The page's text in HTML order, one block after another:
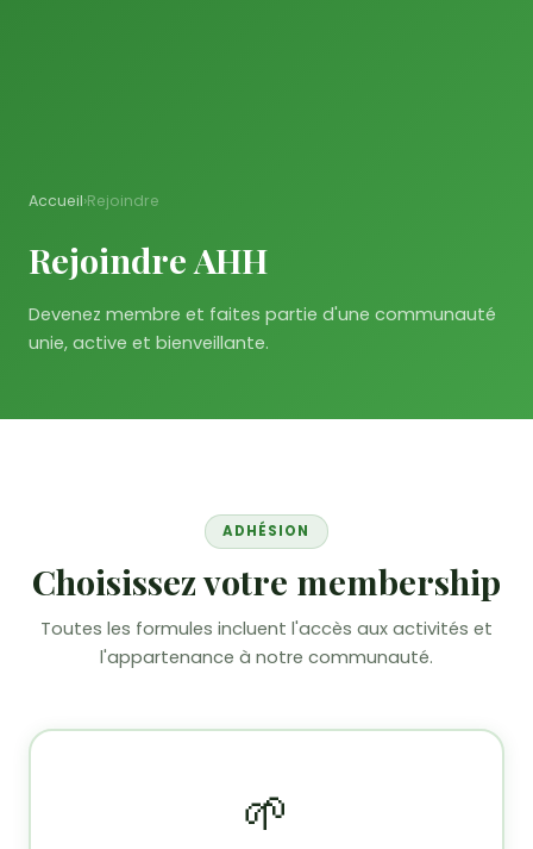
Accueil›Rejoindre
Rejoindre AHH
Devenez membre et faites partie d'une communauté
unie, active et bienveillante.
ADHÉSION
Choisissez votre membership
Toutes les formules incluent l'accès aux activités et
l'appartenance à notre communauté.
🌱